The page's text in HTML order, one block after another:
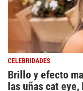
CELEBRIDADES
Brillo y efecto
las uñas cat